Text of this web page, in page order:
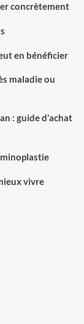
concrètement
en bénéficier
maladie ou
: guide d’achat
vivre